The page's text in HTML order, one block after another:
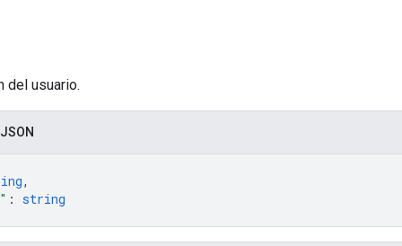
del usuario.
,
: string